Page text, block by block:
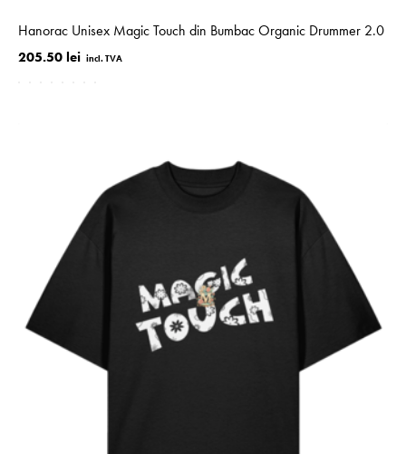
Hanorac Unisex Magic Touch din Bumbac Organic Drummer 2.0
205.50 lei